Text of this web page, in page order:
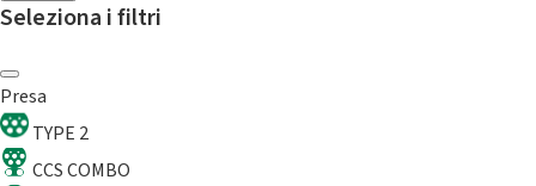
Seleziona i filtri
Presa
TYPE 2
CCS COMBO